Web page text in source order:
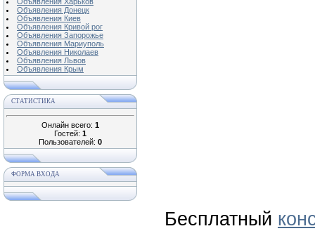
Объявления Донецк
Объявления Киев
Объявления Кривой рог
Объявления Запорожье
Объявления Мариуполь
Объявления Николаев
Объявления Львов
Объявления Крым
СТАТИСТИКА
Онлайн всего: 1
Гостей: 1
Пользователей: 0
ФОРМА ВХОДА
Бесплатный